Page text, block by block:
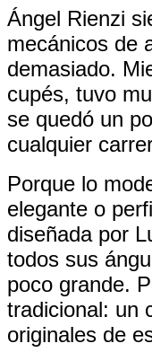
Ángel Rienzi
mecánicos de
demasiado.
cupés, tuvo
se quedó un
cualquier
Porque lo
elegante o
diseñada por
todos sus
poco grande.
tradicional: un
originales de